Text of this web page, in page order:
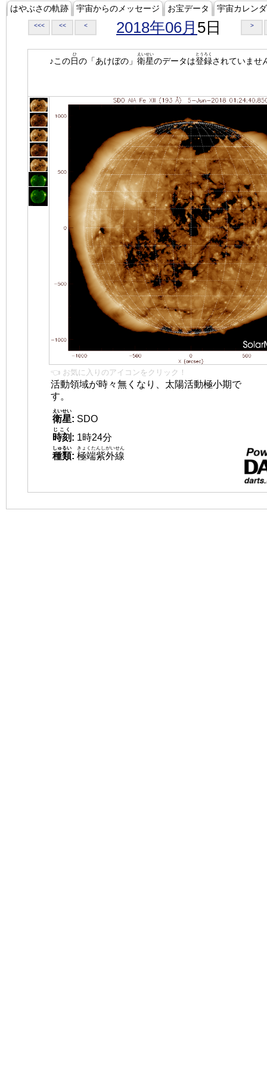
はやぶさの軌跡 宇宙からのメッセージ お宝データ 宇宙カレン
<<< << < 2018年06月 5日 >
♪この日
ひ
の「あけぼの」 衛星
えいせい
のデータは登録
とうろく
されていませ
👈 お気に入りのアイコンをクリック！
活動領域が時々無くなり、太陽活動極小期で
す。
衛星
えいせい
: SDO
時刻
じこく
: 1時24分
種類
しゅるい
: 極端紫外線
きょくたんしがいせん